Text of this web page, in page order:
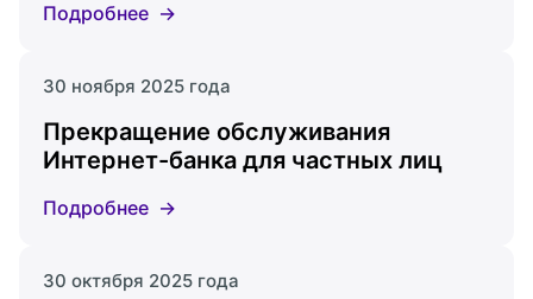
Подробнее
30 ноября 2025 года
Прекращение обслуживания
Интернет-банка для частных лиц
Подробнее
30 октября 2025 года